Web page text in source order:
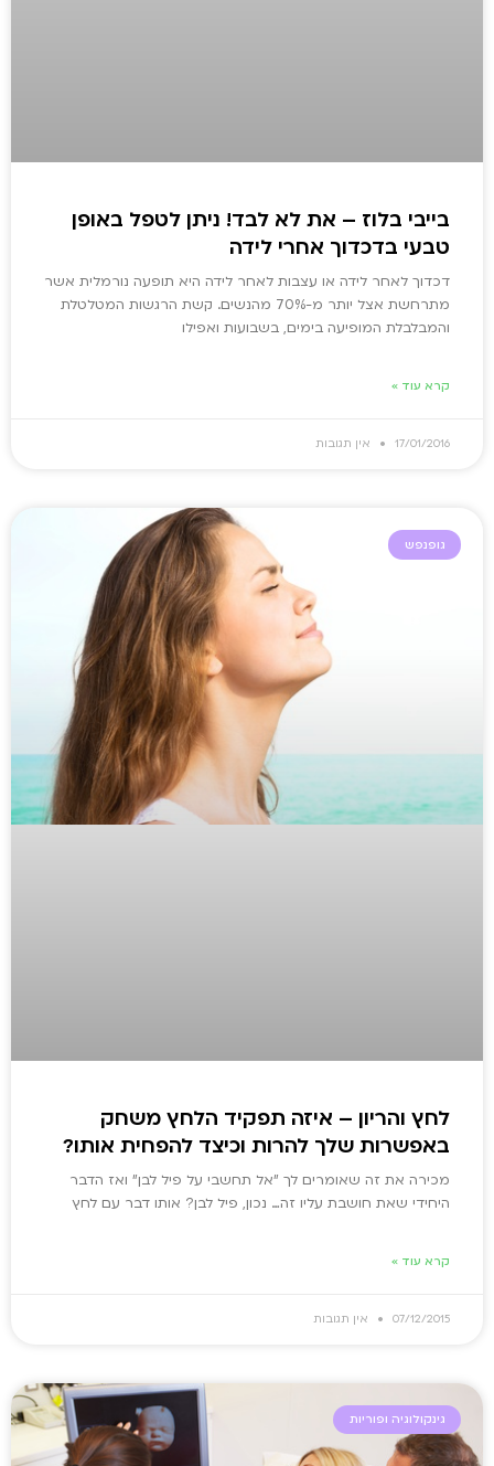
בייבי בלוז – את לא לבד! ניתן לטפל באופן
טבעי בדכדוך אחרי לידה
דכדוך לאחר לידה או עצבות לאחר לידה היא תופעה נורמלית אשר
מתרחשת אצל יותר מ-70% מהנשים. קשת הרגשות המטלטלת
והמבלבלת המופיעה בימים, בשבועות ואפילו
קרא עוד »
17/01/2016 אין תגובות
גופנפש
לחץ והריון – איזה תפקיד הלחץ משחק
באפשרות שלך להרות וכיצד להפחית אותו?
מכירה את זה שאומרים לך "אל תחשבי על פיל לבן" ואז הדבר
היחידי שאת חושבת עליו זה… נכון, פיל לבן? אותו דבר עם לחץ
קרא עוד »
07/12/2015 אין תגובות
גינקולוגיה ופוריות